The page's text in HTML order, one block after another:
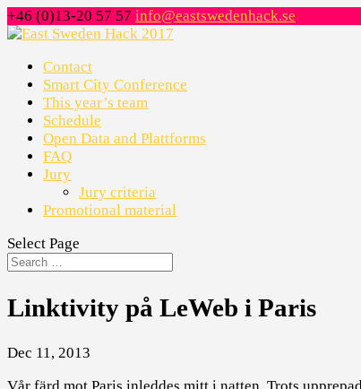
+46 (0)13-20 57 57 info@eastswedenhack.se
Contact
Smart City Conference
This year’s team
Schedule
Open Data and Plattforms
FAQ
Jury
Jury criteria
Promotional material
Select Page
Linktivity på LeWeb i Paris
Dec 11, 2013